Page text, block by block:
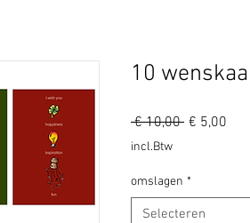
10
€ 10,00 Normale
€ 5,00
incl.Btw
omslagen *
Selecteren